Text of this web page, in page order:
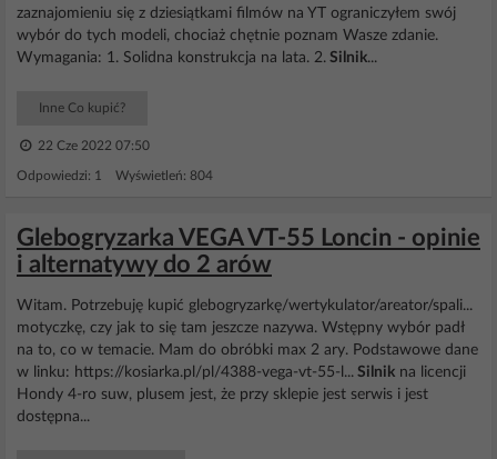
zaznajomieniu się z dziesiątkami filmów na YT ograniczyłem swój
wybór do tych modeli, chociaż chętnie poznam Wasze zdanie.
Wymagania: 1. Solidna konstrukcja na lata. 2. Silnik...
Inne Co kupić?
22 Cze 2022 07:50
Odpowiedzi: 1 Wyświetleń: 804
Glebogryzarka VEGA VT-55 Loncin - opinie
i alternatywy do 2 arów
Witam. Potrzebuję kupić glebogryzarkę/wertykulator/areator/spali...
motyczkę, czy jak to się tam jeszcze nazywa. Wstępny wybór padł
na to, co w temacie. Mam do obróbki max 2 ary. Podstawowe dane
w linku: https://kosiarka.pl/pl/4388-vega-vt-55-l... Silnik na licencji
Hondy 4-ro suw, plusem jest, że przy sklepie jest serwis i jest
dostępna...